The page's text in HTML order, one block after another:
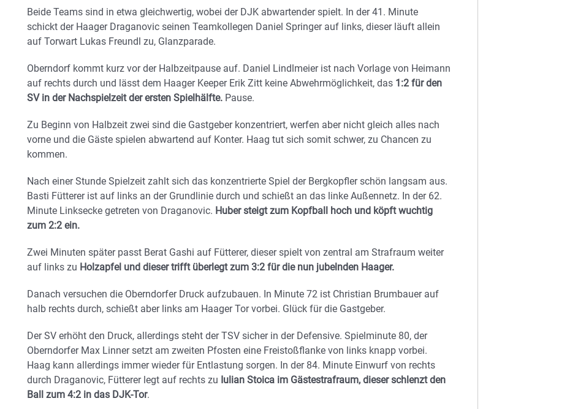
Beide Teams sind in etwa gleichwertig, wobei der DJK abwartender spielt. In der 41. Minute
schickt der Haager Draganovic seinen Teamkollegen Daniel Springer auf links, dieser läuft allein
auf Torwart Lukas Freundl zu, Glanzparade.
Oberndorf kommt kurz vor der Halbzeitpause auf. Daniel Lindlmeier ist nach Vorlage von Heimann
auf rechts durch und lässt dem Haager Keeper Erik Zitt keine Abwehrmöglichkeit, das 1:2 für den
SV in der Nachspielzeit der ersten Spielhälfte. Pause.
Zu Beginn von Halbzeit zwei sind die Gastgeber konzentriert, werfen aber nicht gleich alles nach
vorne und die Gäste spielen abwartend auf Konter. Haag tut sich somit schwer, zu Chancen zu
kommen.
Nach einer Stunde Spielzeit zahlt sich das konzentrierte Spiel der Bergkopfler schön langsam aus.
Basti Fütterer ist auf links an der Grundlinie durch und schießt an das linke Außennetz. In der 62.
Minute Linksecke getreten von Draganovic. Huber steigt zum Kopfball hoch und köpft wuchtig
zum 2:2 ein.
Zwei Minuten später passt Berat Gashi auf Fütterer, dieser spielt von zentral am Strafraum weiter
auf links zu Holzapfel und dieser trifft überlegt zum 3:2 für die nun jubelnden Haager.
Danach versuchen die Oberndorfer Druck aufzubauen. In Minute 72 ist Christian Brumbauer auf
halb rechts durch, schießt aber links am Haager Tor vorbei. Glück für die Gastgeber.
Der SV erhöht den Druck, allerdings steht der TSV sicher in der Defensive. Spielminute 80, der
Oberndorfer Max Linner setzt am zweiten Pfosten eine Freistoßflanke von links knapp vorbei.
Haag kann allerdings immer wieder für Entlastung sorgen. In der 84. Minute Einwurf von rechts
durch Draganovic, Fütterer legt auf rechts zu Iulian Stoica im Gästestrafraum, dieser schlenzt den
Ball zum 4:2 in das DJK-Tor.